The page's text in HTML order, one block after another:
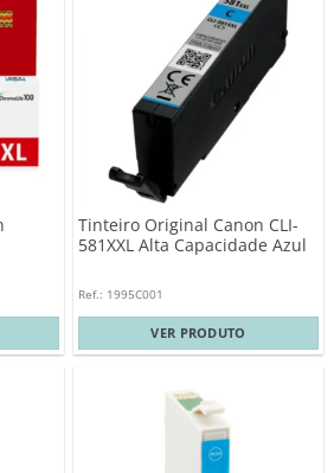
Tinteiro Original Canon CLI-
581XXL Alta Capacidade Azul
Ref.: 1995C001
VER PRODUTO